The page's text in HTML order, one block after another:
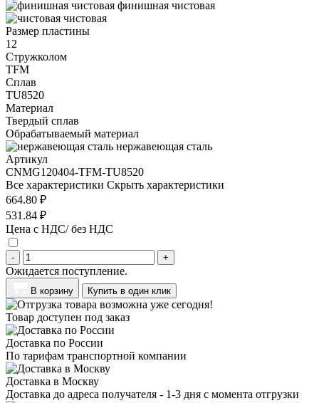
финишная чистовая
чистовая
Размер пластины
12
Стружколом
TFM
Сплав
TU8520
Материал
Твердый сплав
Обрабатываемый материал
нержавеющая сталь
Артикул
CNMG120404-TFM-TU8520
Все характеристики Скрыть характеристики
664.80 ₽
531.84 ₽
Цена с НДС/ без НДС
- +
Ожидается поступление.
В корзину Купить в один клик
Товар доступен под заказ
Доставка по России
По тарифам транспортной компании
Доставка в Москву
Доставка до адреса получателя - 1-3 дня с момента отгрузки